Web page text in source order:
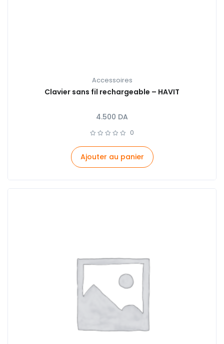
Accessoires
Clavier sans fil rechargeable – HAVIT
4.500 DA
0
Ajouter au panier